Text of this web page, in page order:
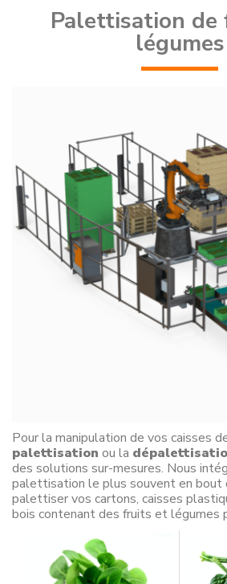
Palettisation
légumes
Pour la manipulation de vos caisses
palettisation ou la
des solutions sur-mesures. Nous
palettisation le plus souvent en bout
palettiser vos cartons, caisses
bois contenant des fruits et légumes